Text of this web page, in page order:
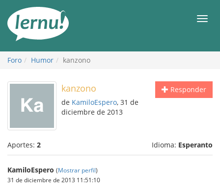
Foro Humor kanzono
Responder
kanzono
de KamiloEspero, 31 de
diciembre de 2013
Aportes: 2 Idioma: Esperanto
KamiloEspero (Mostrar perfil)
31 de diciembre de 2013 11:51:10